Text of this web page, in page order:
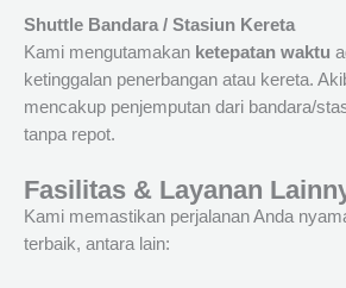
Shuttle Bandara / Stasiun Kereta
Kami mengutamakan ketepatan waktu
ketinggalan penerbangan atau kereta.
mencakup penjemputan dari bandara/
tanpa repot.
Fasilitas & Layanan
Kami memastikan perjalanan Anda
terbaik, antara lain: